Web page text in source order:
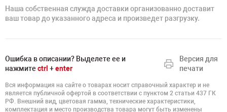
Наша собственная служда доставки организованно доставит
ваш товар до указанного адреса и произведет разгрузку.
Ошибка в описании? Выделете ее и
нажмите ctrl +enter
Версия для
печати
Вся информация на сайте о товарах носит справочный характер и не
является публичной офертой в соответствии с пунктом 2 статьи 437 ГК
РФ. Внешний вид, цветовая гамма, технические характеристики,
комплектация и место производства товара могут быть изменены